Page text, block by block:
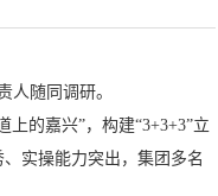
人随同调研。
的嘉兴”，构建“3+3+3”立
实操能力突出，集团多名